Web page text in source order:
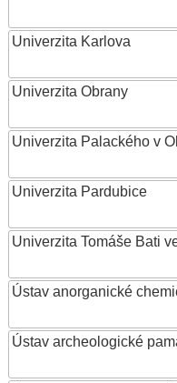
Univerzita Karlova
Univerzita Obrany
Univerzita Palackého v
Univerzita Pardubice
Univerzita Tomáše Bati
Ústav anorganické
Ústav archeologické